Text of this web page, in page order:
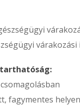
várakozási
fagymentes helyen